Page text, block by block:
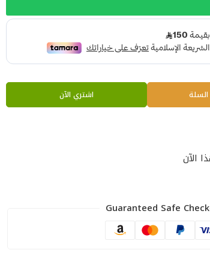
اشتري الآن
الآن
Guaranteed Safe